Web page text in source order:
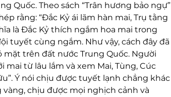
Quốc. Theo sách “Trân hương bảo ngự”
rằng: “Đắc Kỷ ái lãm hàn mai, Trụ tằng
là Đắc Kỷ thích ngắm hoa mai trong
tuyết cùng ngắm. Như vậy, cách đây đã
mặt trên đất nước Trung Quốc. Người
mai từ lâu lắm và xem Mai, Tùng, Cúc
Ý nói chịu được tuyết lạnh chẳng khác
chịu được mọi nghịch cảnh và